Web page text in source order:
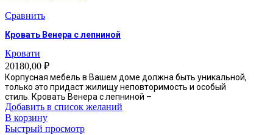
Сравнить
Кровать Венера с лепниной
Кровати
20180,00 ₽
Корпусная мебель в Вашем доме должна быть уникальной,
только это придаст жилищу неповторимость и особый
стиль. Кровать Венера с лепниной –
Добавить в список желаний
В корзину
Быстрый просмотр